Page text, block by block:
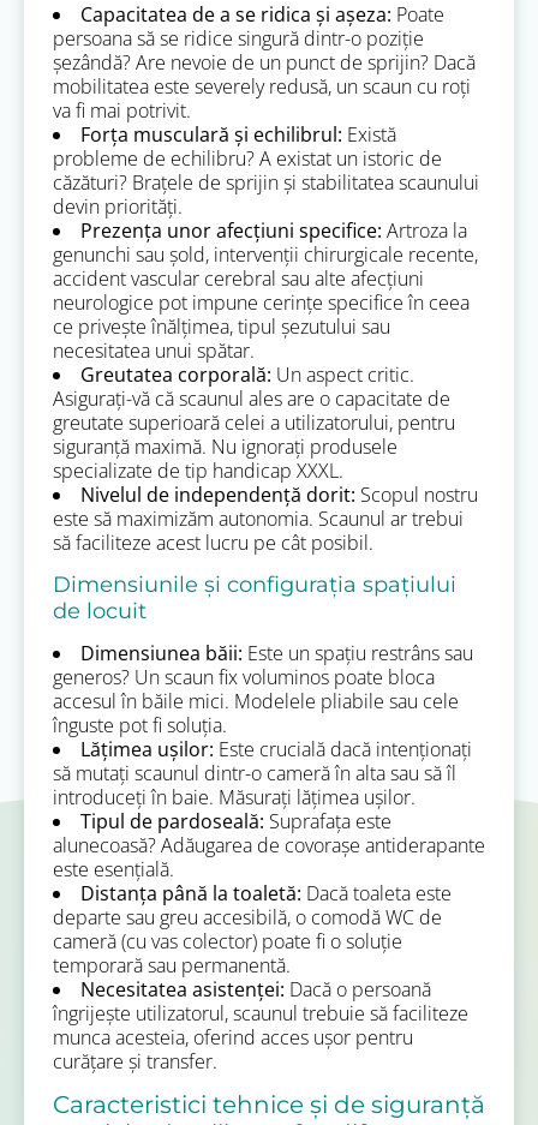
Capacitatea de a se ridica și așeza: Poate
persoana să se ridice singură dintr-o poziție
șezândă? Are nevoie de un punct de sprijin? Dacă
mobilitatea este severely redusă, un scaun cu roți
va fi mai potrivit.
Forța musculară și echilibrul: Există
probleme de echilibru? A existat un istoric de
căzături? Brațele de sprijin și stabilitatea scaunului
devin priorități.
Prezența unor afecțiuni specifice: Artroza la
genunchi sau șold, intervenții chirurgicale recente,
accident vascular cerebral sau alte afecțiuni
neurologice pot impune cerințe specifice în ceea
ce privește înălțimea, tipul șezutului sau
necesitatea unui spătar.
Greutatea corporală: Un aspect critic.
Asigurați-vă că scaunul ales are o capacitate de
greutate superioară celei a utilizatorului, pentru
siguranță maximă. Nu ignorați produsele
specializate de tip handicap XXXL.
Nivelul de independență dorit: Scopul nostru
este să maximizăm autonomia. Scaunul ar trebui
să faciliteze acest lucru pe cât posibil.
Dimensiunile și configurația spațiului
de locuit
Dimensiunea băii: Este un spațiu restrâns sau
generos? Un scaun fix voluminos poate bloca
accesul în băile mici. Modelele pliabile sau cele
înguste pot fi soluția.
Lățimea ușilor: Este crucială dacă intenționați
să mutați scaunul dintr-o cameră în alta sau să îl
introduceți în baie. Măsurați lățimea ușilor.
Tipul de pardoseală: Suprafața este
alunecoasă? Adăugarea de covorașe antiderapante
este esențială.
Distanța până la toaletă: Dacă toaleta este
departe sau greu accesibilă, o comodă WC de
cameră (cu vas colector) poate fi o soluție
temporară sau permanentă.
Necesitatea asistenței: Dacă o persoană
îngrijește utilizatorul, scaunul trebuie să faciliteze
munca acesteia, oferind acces ușor pentru
curățare și transfer.
Caracteristici tehnice și de siguranță